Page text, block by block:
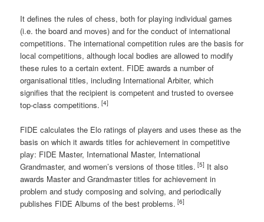
It defines the rules of chess, both for playing individual games
(i.e. the board and moves) and for the conduct of international
competitions. The international competition rules are the basis for
local competitions, although local bodies are allowed to modify
these rules to a certain extent. FIDE awards a number of
organisational titles, including International Arbiter, which
signifies that the recipient is competent and trusted to oversee
top-class competitions. [4]
FIDE calculates the Elo ratings of players and uses these as the
basis on which it awards titles for achievement in competitive
play: FIDE Master, International Master, International
Grandmaster, and women’s versions of those titles. [5] It also
awards Master and Grandmaster titles for achievement in
problem and study composing and solving, and periodically
publishes FIDE Albums of the best problems. [6]